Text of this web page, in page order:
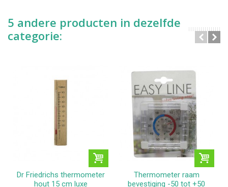
5 andere producten in dezelfde
categorie:
Dr Friedrichs thermometer
hout 15 cm luxe
Thermometer raam
bevestiging -50 tot +50